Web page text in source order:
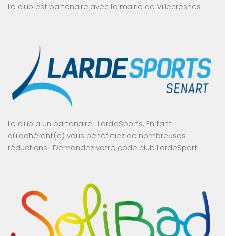
Le club est partenaire avec la mairie de Villecresnes
Le club a un partenaire : LardeSports. En tant
qu'adhérent(e) vous bénéficiez de nombreuses
réductions ! Demandez votre code club LardeSport